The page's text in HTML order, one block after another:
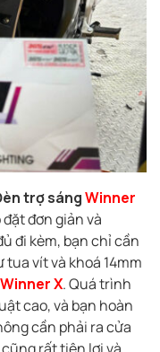
trợ sángWinner
đơn giản và
đi kèm, bạn chỉ cần
vít và khoá 14mm
Winner X. Quá trình
cao, và bạn hoàn
cần phải ra cửa